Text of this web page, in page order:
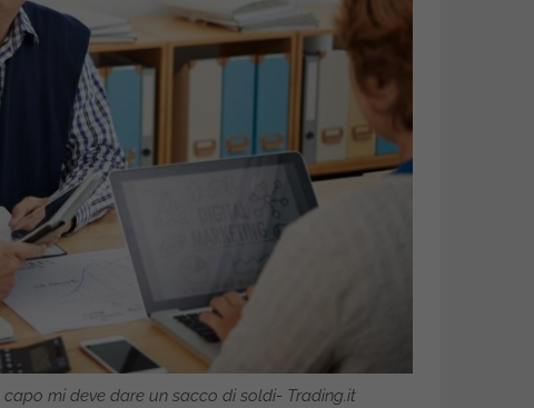
capo mi deve dare un sacco di soldi- Trading.it